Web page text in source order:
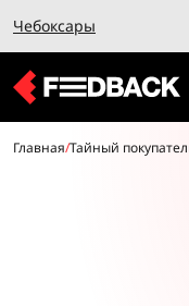
Чебоксары
Главная/Тайный